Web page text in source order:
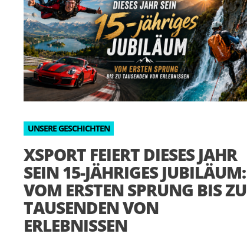
UNSERE GESCHICHTEN
XSPORT FEIERT DIESES JAHR
SEIN 15-JÄHRIGES JUBILÄUM:
VOM ERSTEN SPRUNG BIS ZU
TAUSENDEN VON
ERLEBNISSEN